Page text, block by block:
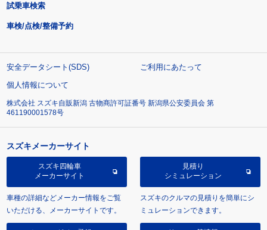
試乗車検索
車検/点検/整備予約
安全データシート(SDS)
ご利用にあたって
個人情報について
株式会社 スズキ自販新潟 古物商許可証番号 新潟県公安委員会 第
461190001578号
スズキメーカーサイト
スズキ四輪車
メーカーサイト
車種の詳細などメーカー情報をご覧
いただける、メーカーサイトです。
見積り
シミュレーション
スズキのクルマの見積りを簡単にシ
ミュレーションできます。